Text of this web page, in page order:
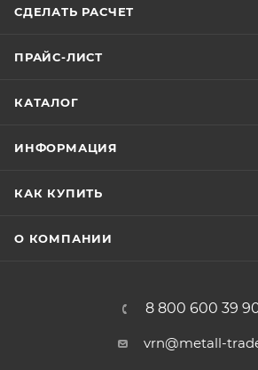
СДЕЛАТЬ РАСЧЕТ
ПРАЙС-ЛИСТ
КАТАЛОГ
ИНФОРМАЦИЯ
КАК КУПИТЬ
О КОМПАНИИ
8 800 600 39
vrn@metall-